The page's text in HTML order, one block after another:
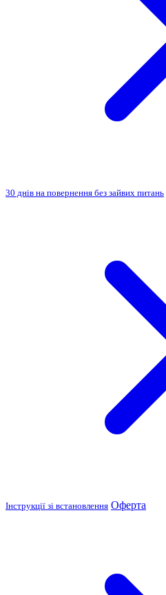
30 днів на повернення без зайвих питань
Інструкції зі встановлення Оферта